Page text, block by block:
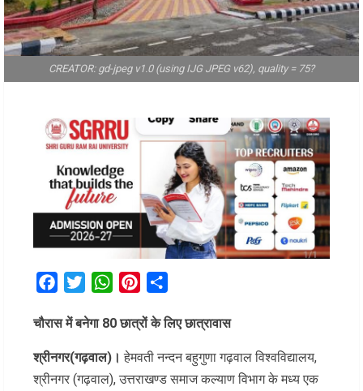
CREATOR: gd-jpeg v1.0 (using IJG JPEG v62), quality = 75?
FacebookTwitterWhatsAppPinterest
चौरास में बनेगा 80 छात्रों के लिए छात्रावास
श्रीनगर(गढ़वाल)। हेमवती नन्दन बहुगुणा गढ़वाल विश्वविद्यालय,
श्रीनगर (गढ़वाल), उत्तराखण्ड समाज कल्याण विभाग के मध्य एक